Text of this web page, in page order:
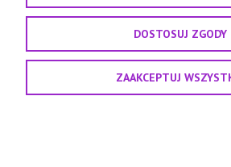
DOSTOSUJ ZGODY
ZAAKCEPTUJ